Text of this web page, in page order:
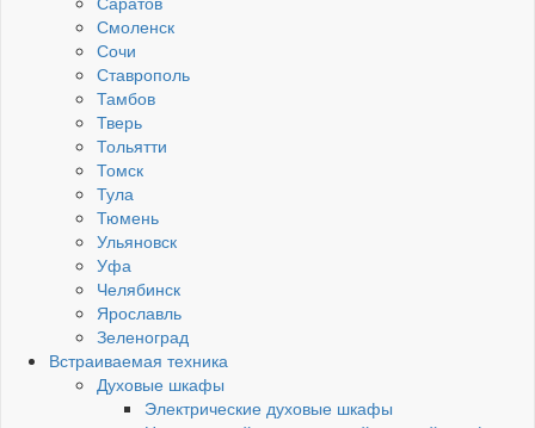
Смоленск
Сочи
Ставрополь
Тамбов
Тверь
Тольятти
Томск
Тула
Тюмень
Ульяновск
Уфа
Челябинск
Ярославль
Зеленоград
Встраиваемая техника
Духовые шкафы
Электрические духовые шкафы